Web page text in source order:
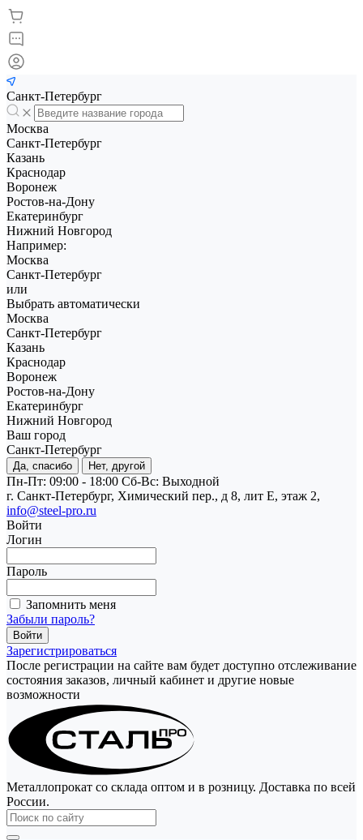
Санкт-Петербург
Москва
Санкт-Петербург
Казань
Краснодар
Воронеж
Ростов-на-Дону
Екатеринбург
Нижний Новгород
Например:
Москва
Санкт-Петербург
или
Выбрать автоматически
Москва
Санкт-Петербург
Казань
Краснодар
Воронеж
Ростов-на-Дону
Екатеринбург
Нижний Новгород
Ваш город
Санкт-Петербург
Да, спасибо Нет, другой
Пн-Пт: 09:00 - 18:00 Cб-Вс: Выходной
г. Санкт-Петербург, Химический пер., д 8, лит Е, этаж 2,
info@steel-pro.ru
Войти
Логин
Пароль
Запомнить меня
Забыли пароль?
Зарегистрироваться
После регистрации на сайте вам будет доступно отслеживание
состояния заказов, личный кабинет и другие новые
возможности
Металлопрокат со склада оптом и в розницу. Доставка по всей
России.